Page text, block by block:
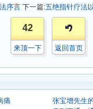
序言 下一篇:五绝指针疗法
42
来顶一下 返回首页
痛
张宝增先生